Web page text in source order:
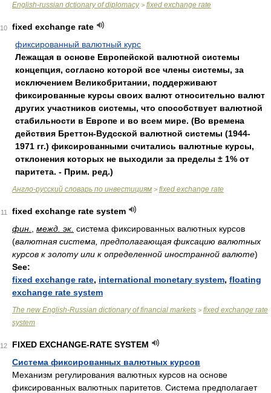
English-russian dctionary of diplomacy> fixed exchange rate
10
fixed exchange rate
фиксированный валютный курс
Лежащая в основе Европейской валютной системы
концепция, согласно которой все члены системы, за
исключением Великобритании, поддерживают
фиксированные курсы своих валют относительно валют
других участников системы, что способствует валютной
стабильности в Европе и во всем мире. (Во времена
действия Бреттон-Вудсской валютной системы (1944-
1971 гг.) фиксированными считались валютные курсы,
отклонения которых не выходили за пределы ± 1% от
паритета. - Прим. ред.)
Англо-русский словарь по инвестициям > fixed exchange rate
11
fixed exchange rate system
фин.
межд. эк. система фиксированных валютных курсов
(валютная система, предполагающая фиксацию валютных
курсов к золоту или к определенной иностранной валюте)
See:
fixed exchange rate, international monetary system, floating
exchange rate system
The new English-Russian dictionary of financial markets > fixed exchange rate
system
12
FIXED EXCHANGE-RATE SYSTEM
Система фиксированных валютных курсов
Механизм регулирования валютных курсов на основе
фиксированных валютных паритетов. Система предполагает